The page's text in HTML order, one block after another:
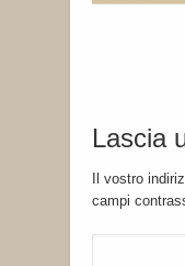
Lascia
Il vostro
campi